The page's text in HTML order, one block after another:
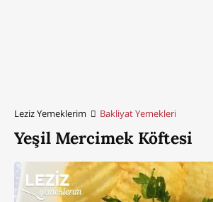
Leziz Yemeklerim Bakliyat Yemekleri
Yeşil Mercimek Köftesi